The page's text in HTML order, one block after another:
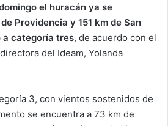
el huracán ya se
Providencia y 151 km de San
a categoría tres, de acuerdo con el
del Ideam, Yolanda
3, con vientos sostenidos de
se encuentra a 73 km de